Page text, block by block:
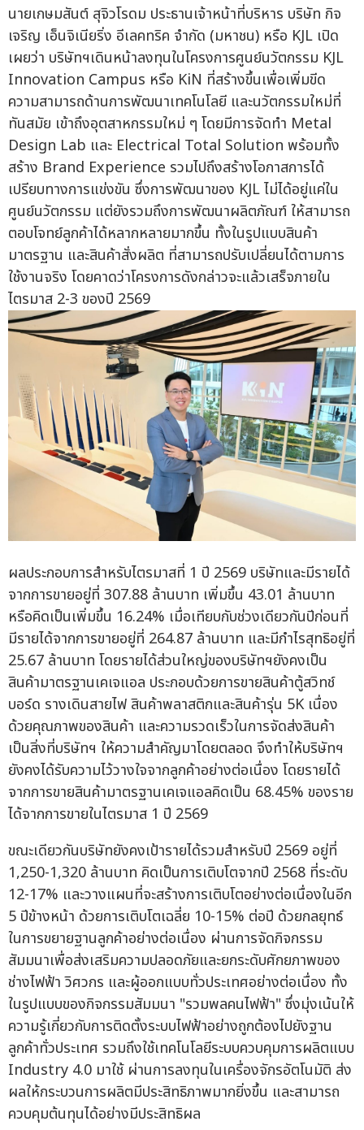
นายเกษมสันต์ สุจิวโรดม ประธานเจ้าหน้าที่บริหาร บริษัท กิจ
เจริญ เอ็นจิเนียริ่ง อีเลคทริค จำกัด (มหาชน) หรือ KJL เปิด
เผยว่า บริษัทฯเดินหน้าลงทุนในโครงการศูนย์นวัตกรรม KJL
Innovation Campus หรือ KiN ที่สร้างขึ้นเพื่อเพิ่มขีด
ความสามารถด้านการพัฒนาเทคโนโลยี และนวัตกรรมใหม่ที่
ทันสมัย เข้าถึงอุตสาหกรรมใหม่ ๆ โดยมีการจัดทำ Metal
Design Lab และ Electrical Total Solution พร้อมทั้ง
สร้าง Brand Experience รวมไปถึงสร้างโอกาสการได้
เปรียบทางการแข่งขัน ซึ่งการพัฒนาของ KJL ไม่ได้อยู่แค่ใน
ศูนย์นวัตกรรม แต่ยังรวมถึงการพัฒนาผลิตภัณฑ์ ให้สามารถ
ตอบโจทย์ลูกค้าได้หลากหลายมากขึ้น ทั้งในรูปแบบสินค้า
มาตรฐาน และสินค้าสั่งผลิต ที่สามารถปรับเปลี่ยนได้ตามการ
ใช้งานจริง โดยคาดว่าโครงการดังกล่าวจะแล้วเสร็จภายใน
ไตรมาส 2-3 ของปี 2569
ผลประกอบการสำหรับไตรมาสที่ 1 ปี 2569 บริษัทและมีรายได้
จากการขายอยู่ที่ 307.88 ล้านบาท เพิ่มขึ้น 43.01 ล้านบาท
หรือคิดเป็นเพิ่มขึ้น 16.24% เมื่อเทียบกับช่วงเดียวกันปีก่อนที่
มีรายได้จากการขายอยู่ที่ 264.87 ล้านบาท และมีกำไรสุทธิอยู่ที่
25.67 ล้านบาท โดยรายได้ส่วนใหญ่ของบริษัทฯยังคงเป็น
สินค้ามาตรฐานเคเจแอล ประกอบด้วยการขายสินค้าตู้สวิทช์
บอร์ด รางเดินสายไฟ สินค้าพลาสติกและสินค้ารุ่น 5K เนื่อง
ด้วยคุณภาพของสินค้า และความรวดเร็วในการจัดส่งสินค้า
เป็นสิ่งที่บริษัทฯ ให้ความสำคัญมาโดยตลอด จึงทำให้บริษัทฯ
ยังคงได้รับความไว้วางใจจากลูกค้าอย่างต่อเนื่อง โดยรายได้
จากการขายสินค้ามาตรฐานเคเจแอลคิดเป็น 68.45% ของราย
ได้จากการขายในไตรมาส 1 ปี 2569
ขณะเดียวกันบริษัทยังคงเป้ารายได้รวมสำหรับปี 2569 อยู่ที่
1,250-1,320 ล้านบาท คิดเป็นการเติบโตจากปี 2568 ที่ระดับ
12-17% และวางแผนที่จะสร้างการเติบโตอย่างต่อเนื่องในอีก
5 ปีข้างหน้า ด้วยการเติบโตเฉลี่ย 10-15% ต่อปี ด้วยกลยุทธ์
ในการขยายฐานลูกค้าอย่างต่อเนื่อง ผ่านการจัดกิจกรรม
สัมมนาเพื่อส่งเสริมความปลอดภัยและยกระดับศักยภาพของ
ช่างไฟฟ้า วิศวกร และผู้ออกแบบทั่วประเทศอย่างต่อเนื่อง ทั้ง
ในรูปแบบของกิจกรรมสัมมนา "รวมพลคนไฟฟ้า" ซึ่งมุ่งเน้นให้
ความรู้เกี่ยวกับการติดตั้งระบบไฟฟ้าอย่างถูกต้องไปยังฐาน
ลูกค้าทั่วประเทศ รวมถึงใช้เทคโนโลยีระบบควบคุมการผลิตแบบ
Industry 4.0 มาใช้ ผ่านการลงทุนในเครื่องจักรอัตโนมัติ ส่ง
ผลให้กระบวนการผลิตมีประสิทธิภาพมากยิ่งขึ้น และสามารถ
ควบคุมต้นทุนได้อย่างมีประสิทธิผล